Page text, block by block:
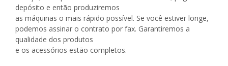
depósito e então produziremos
as máquinas o mais rápido possível. Se você estiver longe,
podemos assinar o contrato por fax. Garantiremos a
qualidade dos produtos
e os acessórios estão completos.